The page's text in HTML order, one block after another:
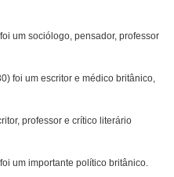
um sociólogo, pensador, professor
foi um escritor e médico britânico,
professor e crítico literário
um importante político britânico.